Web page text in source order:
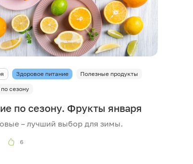
Здоровое питание Полезные продукты
сезону
по сезону. Фрукты января
– лучший выбор для зимы.
6